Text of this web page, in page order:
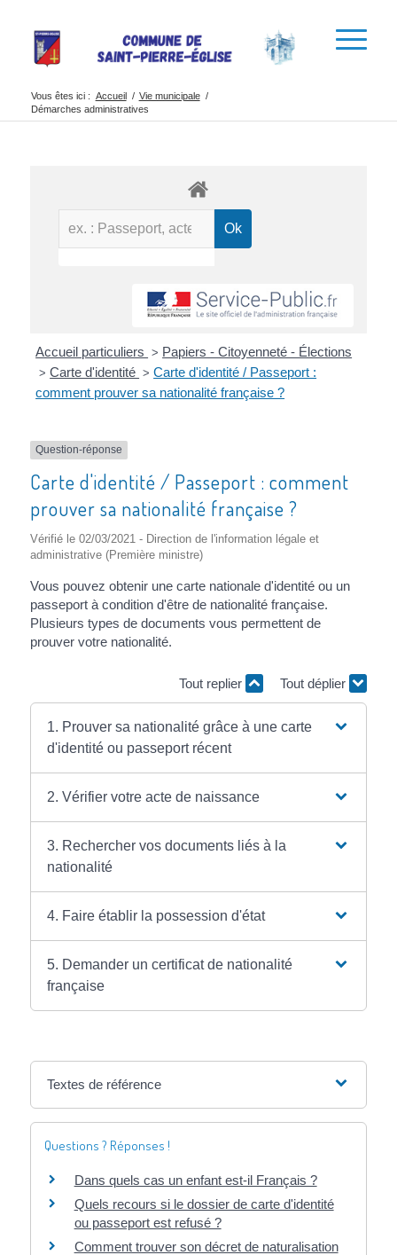
Vous êtes ici : Accueil / Vie municipale /
Démarches administratives
Accueil particuliers > Papiers - Citoyenneté - Élections
> Carte d'identité > Carte d'identité / Passeport :
comment prouver sa nationalité française ?
Question-réponse
Carte d'identité / Passeport : comment
prouver sa nationalité française ?
Vérifié le 02/03/2021 - Direction de l'information légale et
administrative (Première ministre)
Vous pouvez obtenir une carte nationale d'identité ou un
passeport à condition d'être de nationalité française.
Plusieurs types de documents vous permettent de
prouver votre nationalité.
Tout replier Tout déplier
1. Prouver sa nationalité grâce à une carte
d'identité ou passeport récent
2. Vérifier votre acte de naissance
3. Rechercher vos documents liés à la
nationalité
4. Faire établir la possession d'état
5. Demander un certificat de nationalité
française
Textes de référence
Questions ? Réponses !
Dans quels cas un enfant est-il Français ?
Quels recours si le dossier de carte d'identité
ou passeport est refusé ?
Comment trouver son décret de naturalisation